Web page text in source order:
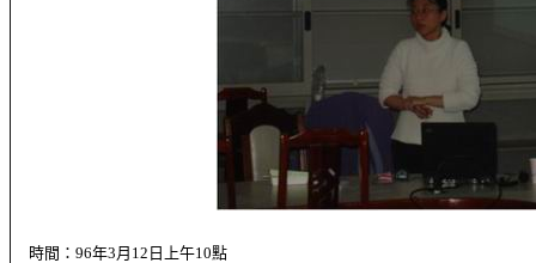
時間： 96年3月 12 日上午10點